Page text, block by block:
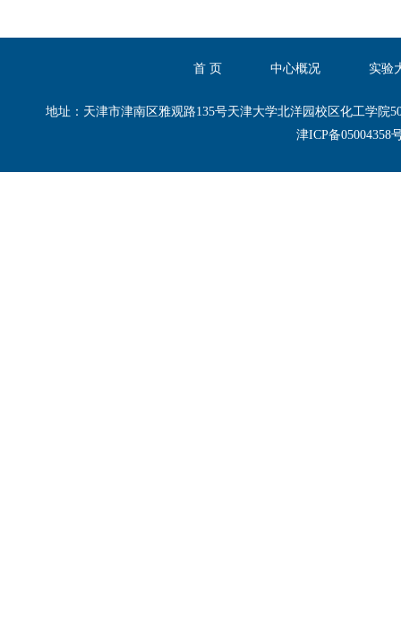
首 页 中心概况 实验
地址：天津市津南区雅观路135号天津大学北洋园校区化工学院
津ICP备05004358